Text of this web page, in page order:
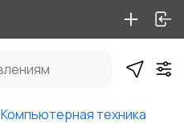
Компьютерная техника